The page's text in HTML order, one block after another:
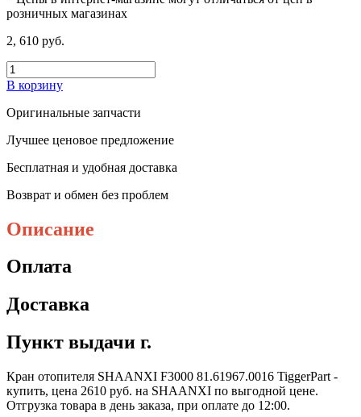
розничных магазинах
2, 610 руб.
В корзину
Оригинальные запчасти
Лучшее ценовое предложение
Бесплатная и удобная доставка
Возврат и обмен без проблем
Описание
Оплата
Доставка
Пункт выдачи г.
Кран отопителя SHAANXI F3000 81.61967.0016 TiggerPart -
купить, цена 2610 руб. на SHAANXI по выгодной цене.
Отгрузка товара в день заказа, при оплате до 12:00.